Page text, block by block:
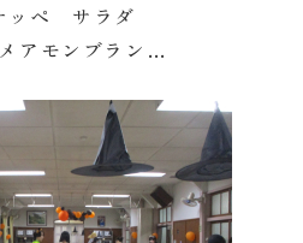
ッペ サラダ
アモンブラン…